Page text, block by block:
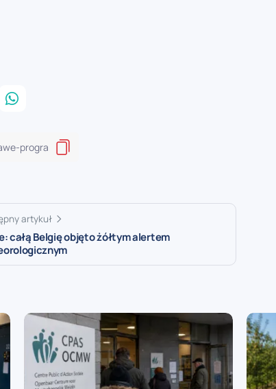
artykuł
całą Belgię objęto żółtym alertem